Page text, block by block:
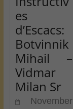
es
d’Escacs:
Botvinnik
Mihail –
Vidmar
Milan Sr
November